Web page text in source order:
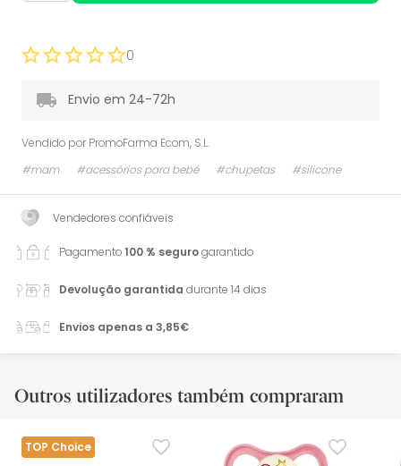
0
Envio em 24-72h
Vendido por PromoFarma Ecom, S.L.
#mam
#acessórios para bebé #chupetas #silicone
Vendedores confiáveis
Pagamento100 % segurogarantido
Devolução garantida durante 14 dias
Envios apenas a 3,85€
Outros utilizadores também compraram
TOP Choice